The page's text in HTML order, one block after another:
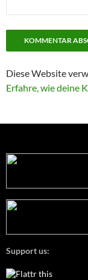
Diese Website
Erfahre, wie deine
Support us: